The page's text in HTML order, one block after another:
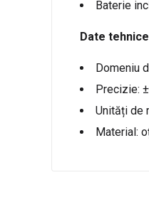
Baterie
Date
Domeniu
Precizie:
Unități de
Material: